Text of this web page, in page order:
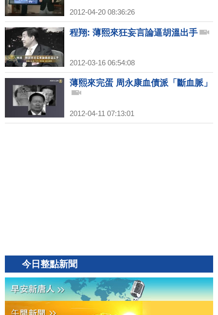
2012-04-20 08:36:26
程翔: 薄熙來狂妄言論逼胡溫出手
2012-03-16 06:54:08
薄熙來完蛋 周永康血債派「斷血脈」
2012-04-11 07:13:01
今日整點新聞